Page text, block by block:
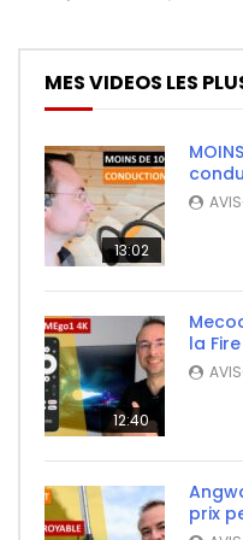
MES VIDEOS LES
13:02
12:40
la
prix